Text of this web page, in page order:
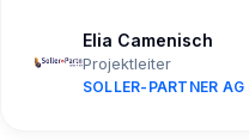
Elia Camenisch
Projektleiter
SOLLER-PARTNER AG